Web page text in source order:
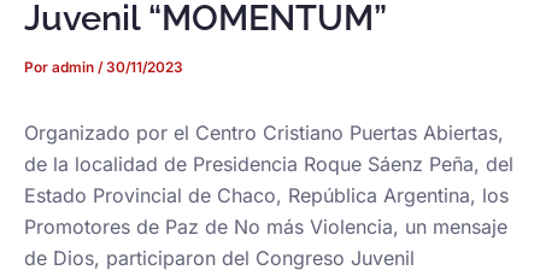
Juvenil “MOMENTUM”
Por admin /30/11/2023
Organizado por el Centro Cristiano Puertas Abiertas,
de la localidad de Presidencia Roque Sáenz Peña, del
Estado Provincial de Chaco, República Argentina, los
Promotores de Paz de No más Violencia, un mensaje
de Dios, participaron del Congreso Juvenil